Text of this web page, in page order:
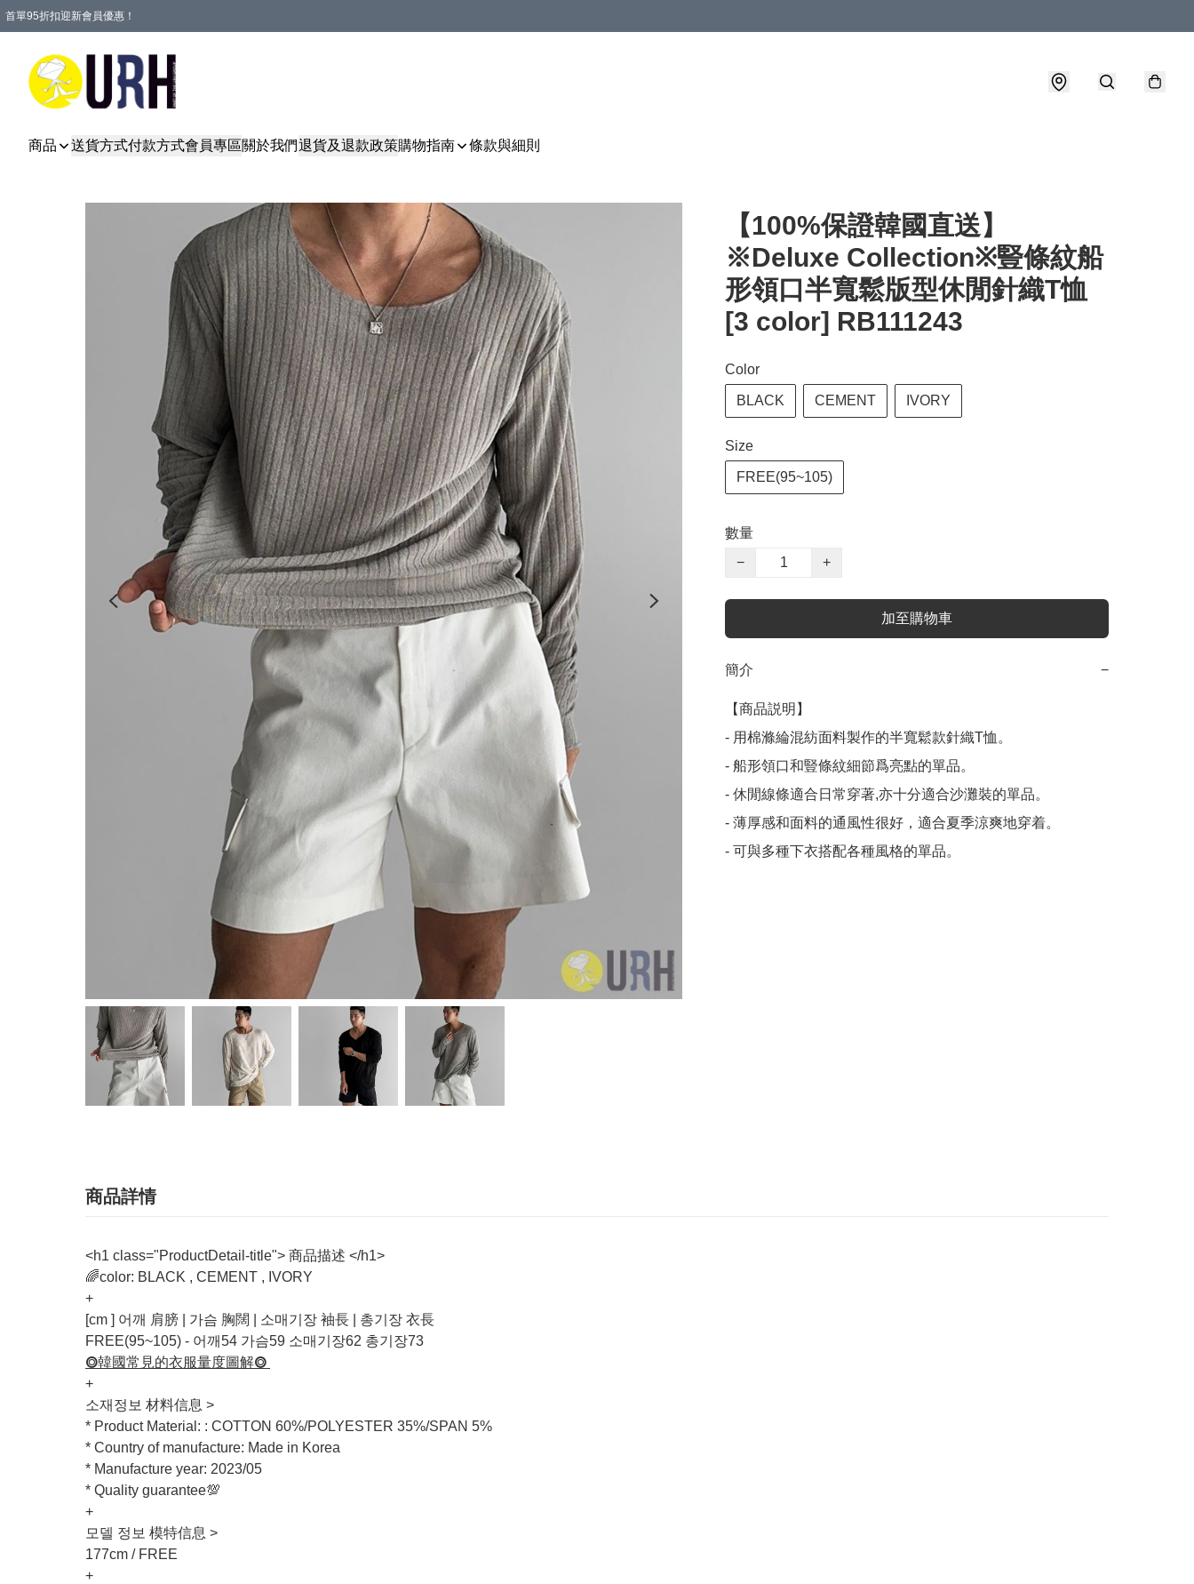
首單95折扣迎新會員優惠！
商品 送貨方式付款方式會員專區關於我們退貨及退款政策購物指南 條款與細則
【100%保證韓國直送】
※Deluxe Collection※豎條紋船
形領口半寬鬆版型休閒針織T恤
[3 color] RB111243
Color
BLACK CEMENT IVORY
Size
FREE(95~105)
數量
−
+
加至購物車
簡介 −
【商品説明】
- 用棉滌綸混紡面料製作的半寬鬆款針織T恤。
- 船形領口和豎條紋細節爲亮點的單品。
- 休閒線條適合日常穿著,亦十分適合沙灘裝的單品。
- 薄厚感和面料的通風性很好，適合夏季涼爽地穿着。
- 可與多種下衣搭配各種風格的單品。
商品詳情
<h1 class="ProductDetail-title"> 商品描述 </h1>
🌈color: BLACK , CEMENT , IVORY
+
[cm ] 어깨 肩膀 | 가슴 胸闊 | 소매기장 袖長 | 총기장 衣長
FREE(95~105) - 어깨54 가슴59 소매기장62 총기장73
⭗韓國常見的衣服量度圖解⭗
+
소재정보 材料信息 >
* Product Material: : COTTON 60%/POLYESTER 35%/SPAN 5%
* Country of manufacture: Made in Korea
* Manufacture year: 2023/05
* Quality guarantee💯
+
모델 정보 模特信息 >
177cm / FREE
+